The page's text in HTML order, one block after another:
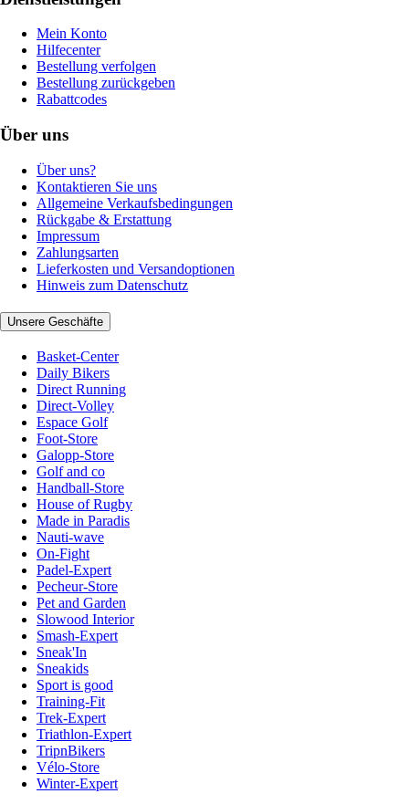
Mein Konto
Hilfecenter
Bestellung verfolgen
Bestellung zurückgeben
Rabattcodes
Über uns
Über uns?
Kontaktieren Sie uns
Allgemeine Verkaufsbedingungen
Rückgabe & Erstattung
Impressum
Zahlungsarten
Lieferkosten und Versandoptionen
Hinweis zum Datenschutz
Unsere Geschäfte
Basket-Center
Daily Bikers
Direct Running
Direct-Volley
Espace Golf
Foot-Store
Galopp-Store
Golf and co
Handball-Store
House of Rugby
Made in Paradis
Nauti-wave
On-Fight
Padel-Expert
Pecheur-Store
Pet and Garden
Slowood Interior
Smash-Expert
Sneak'In
Sneakids
Sport is good
Training-Fit
Trek-Expert
Triathlon-Expert
TripnBikers
Vélo-Store
Winter-Expert